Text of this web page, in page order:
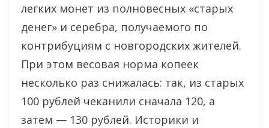
легких монет из полновесных «старых
денег» и серебра, получаемого по
контрибуциям с новгородских жителей.
При этом весовая норма копеек
несколько раз снижалась: так, из старых
100 рублей чеканили сначала 120, а
затем — 130 рублей. Историки и